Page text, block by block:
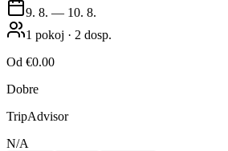
9. 8. — 10. 8.
1 pokoj · 2 dosp.
Od €0.00
Dobre
TripAdvisor
N/A